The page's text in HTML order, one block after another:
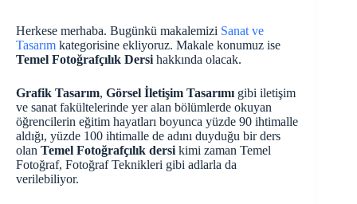
Herkese merhaba. Bugünkü makalemizi Sanat ve
Tasarım kategorisine ekliyoruz. Makale konumuz ise
Temel Fotoğrafçılık Dersi hakkında olacak.
Grafik Tasarım, Görsel İletişim Tasarımı gibi iletişim
ve sanat fakültelerinde yer alan bölümlerde okuyan
öğrencilerin eğitim hayatları boyunca yüzde 90 ihtimalle
aldığı, yüzde 100 ihtimalle de adını duyduğu bir ders
olan Temel Fotoğrafçılık dersi kimi zaman Temel
Fotoğraf, Fotoğraf Teknikleri gibi adlarla da
verilebiliyor.